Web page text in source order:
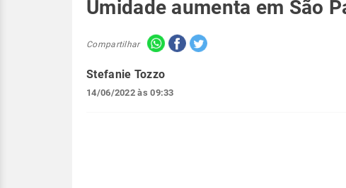
Umidade aumenta em São
Compartilhar
Stefanie Tozzo
14/06/2022 às 09:33